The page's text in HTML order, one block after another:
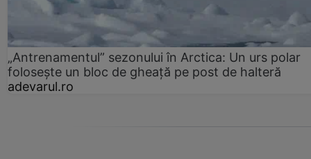
„Antrenamentul” sezonului în Arctica: Un urs polar
folosește un bloc de gheață pe post de halteră
adevarul.ro